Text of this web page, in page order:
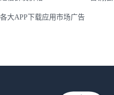
各大APP下载应用市场广告